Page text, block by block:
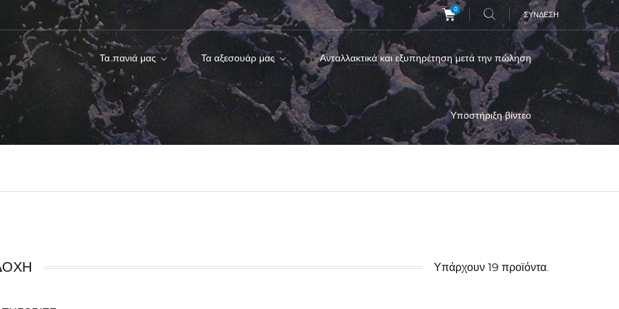
0
ΣΎΝΔΕΣΗ
Τα πανιά μας Τα αξεσουάρ μας Ανταλλακτικά και εξυπηρέτηση μετά την πώληση
Υποστήριξη βίντεο
Υπάρχουν 19 προϊόντα.